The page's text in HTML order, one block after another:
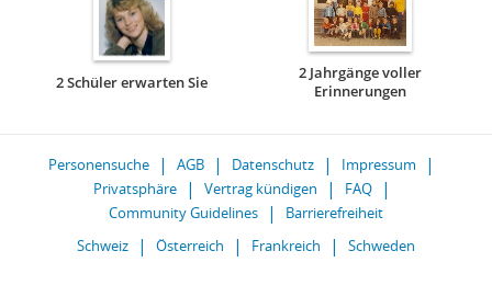
2 Schüler erwarten Sie
2 Jahrgänge voller
Erinnerungen
Personensuche AGB Datenschutz
Impressum
Privatsphäre
Vertrag kündigen
FAQ
Community Guidelines
Barrierefreiheit
Schweiz
Österreich Frankreich Schweden